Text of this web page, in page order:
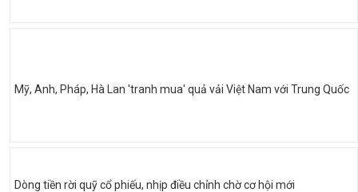
Mỹ, Anh, Pháp, Hà Lan 'tranh mua' quả vải Việt Nam với Trung Quốc
Dòng tiền rời quỹ cổ phiếu, nhịp điều chỉnh chờ cơ hội mới